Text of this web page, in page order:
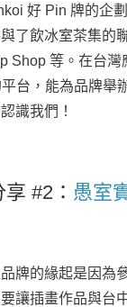
好 Pin 牌的企
與了飲冰室茶集的
Shop 等。在台灣
台，能為品牌舉
識我們！
#2： 愚室
品牌的緣起是因為
讓插畫作品與台